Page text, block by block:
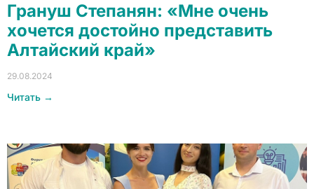
Грануш Степанян: «Мне очень
хочется достойно представить
Алтайский край»
29.08.2024
Читать →